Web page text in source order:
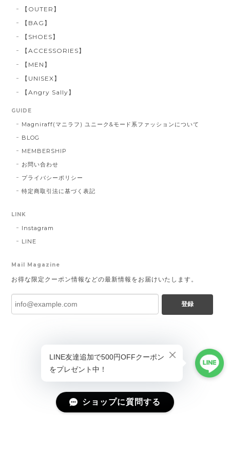
【OUTER】
【BAG】
【SHOES】
【ACCESSORIES】
【MEN】
【UNISEX】
【Angry Sally】
GUIDE
Magniraff(マニラフ) ユニーク&モード系ファッションについて
BLOG
MEMBERSHIP
お問い合わせ
プライバシーポリシー
特定商取引法に基づく表記
LINK
Instagram
LINE
Mail Magazine
お得な限定クーポン情報などの最新情報をお届けいたします。
登録
ショップに質問する